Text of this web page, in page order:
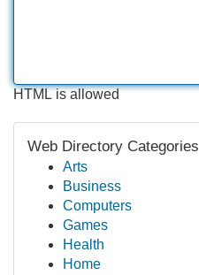
HTML is allowed
Web Directory Categories
Arts
Business
Computers
Games
Health
Home